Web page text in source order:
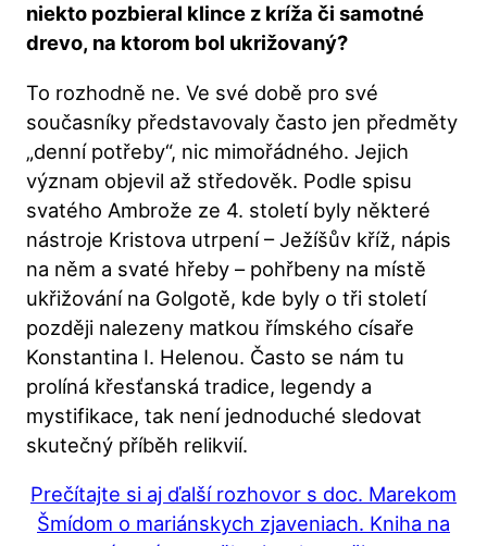
niekto pozbieral klince z kríža či samotné
drevo, na ktorom bol ukrižovaný?
To rozhodně ne. Ve své době pro své
současníky představovaly často jen předměty
„denní potřeby“, nic mimořádného. Jejich
význam objevil až středověk. Podle spisu
svatého Ambrože ze 4. století byly některé
nástroje Kristova utrpení – Ježíšův kříž, nápis
na něm a svaté hřeby – pohřbeny na místě
ukřižování na Golgotě, kde byly o tři století
později nalezeny matkou římského císaře
Konstantina I. Helenou. Často se nám tu
prolíná křesťanská tradice, legendy a
mystifikace, tak není jednoduché sledovat
skutečný příběh relikvií.
Prečítajte si aj ďalší rozhovor s doc. Marekom
Šmídom o mariánskych zjaveniach. Kniha na